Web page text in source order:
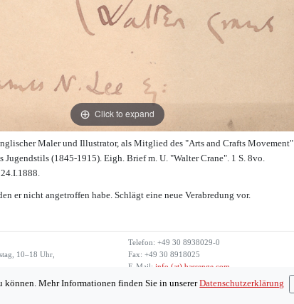
Click to expand
Maler und Illustrator, als Mitglied des "Arts and Crafts Movement"
Jugendstils (1845-1915). Eigh. Brief m. U. "Walter Crane". 1 S. 8vo.
er nicht angetroffen habe. Schlägt eine neue Verabredung vor.
10–18 Uhr,
Telefon: +49 30 8938029-0
Fax: +49 30 8918025
E-Mail: info (at) bassenge.com
können. Mehr Informationen finden Sie in unsererDatenschutzerklärung